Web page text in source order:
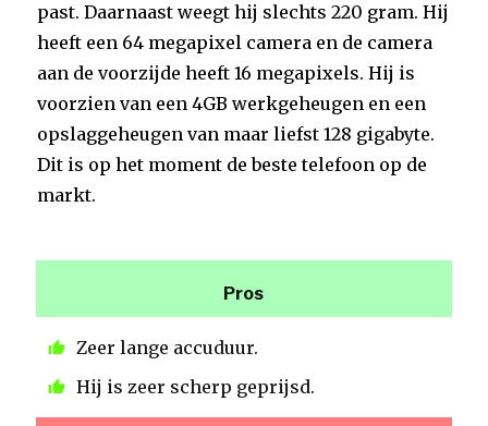
past. Daarnaast weegt hij slechts 220 gram. Hij
heeft een 64 megapixel camera en de camera
aan de voorzijde heeft 16 megapixels. Hij is
voorzien van een 4GB werkgeheugen en een
opslaggeheugen van maar liefst 128 gigabyte.
Dit is op het moment de beste telefoon op de
markt.
Pros
Zeer lange accuduur.
Hij is zeer scherp geprijsd.